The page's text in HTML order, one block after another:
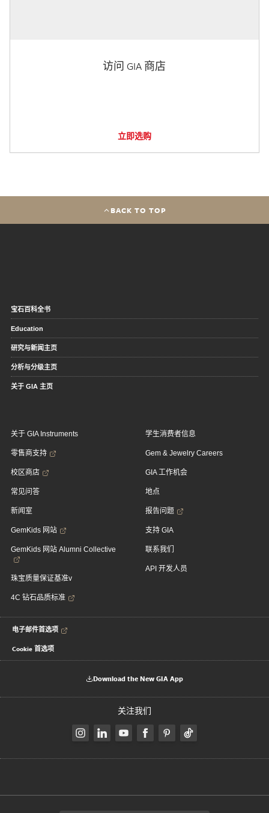
访问 GIA 商店
立即选购
BACK TO TOP
宝石百科全书
Education
研究与新闻主页
分析与分级主页
关于 GIA 主页
关于 GIA Instruments
零售商支持
校区商店
常见问答
新闻室
GemKids 网站
GemKids 网站 Alumni Collective
珠宝质量保证基准v
4C 钻石品质标准
学生消费者信息
Gem & Jewelry Careers
GIA 工作机会
地点
报告问题
支持 GIA
联系我们
API 开发人员
电子邮件首选项
Cookie 首选项
Download the New GIA App
关注我们